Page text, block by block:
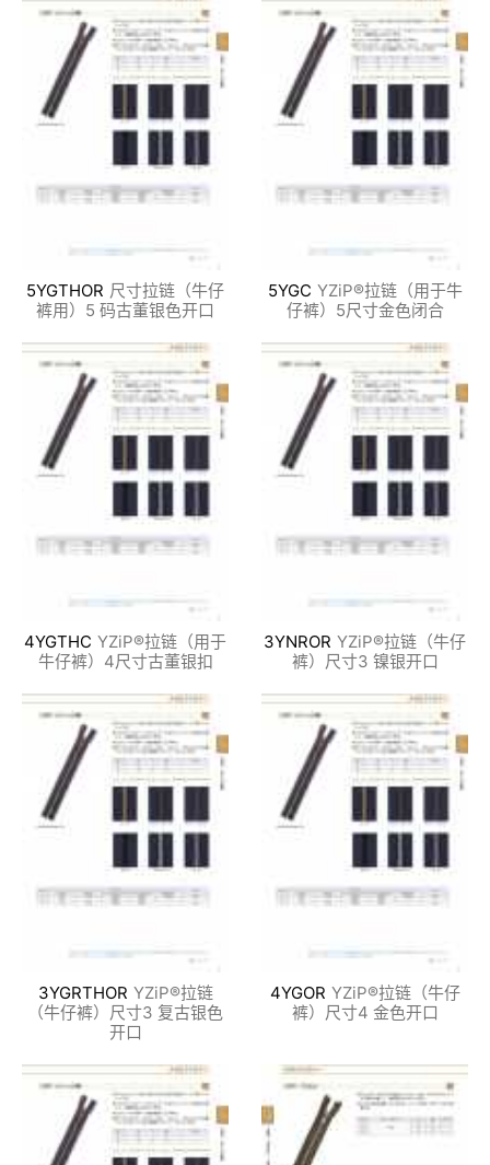
5YGTHOR 尺寸拉链（牛仔
裤用）5 码古董银色开口
5YGC YZiP®拉链（用于牛
仔裤）5尺寸金色闭合
4YGTHC YZiP®拉链（用于
牛仔裤）4尺寸古董银扣
3YNROR YZiP®拉链（牛仔
裤）尺寸3 镍银开口
3YGRTHOR YZiP®拉链
（牛仔裤）尺寸3 复古银色
开口
4YGOR YZiP®拉链（牛仔
裤）尺寸4 金色开口